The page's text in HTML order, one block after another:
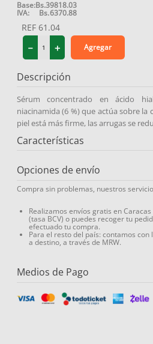
Base:Bs.39818.03
IVA: Bs.6370.88
REF 61.04
＋
－ Agregar
Descripción
Sérum concentrado en ácido
niacinamida (6 %) que actúa sobre la
piel está más firme, las arrugas se
Características
Opciones de envío
Compra sin problemas, nuestros
Realizamos envíos gratis en
(tasa BCV) o puedes recoger tu
efectuado tu compra.
Para el resto del país: contamos
a destino, a través de MRW.
Medios de Pago
.
miovit
protector solar